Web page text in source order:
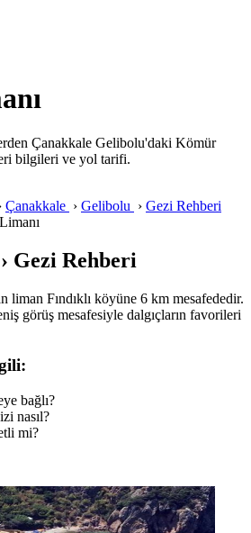
Çanakkale Gelibolu'daki Kömür
bilgileri ve yol tarifi.
Çanakkale › Gelibolu › Gezi Rehberi
Gezi Rehberi
liman Fındıklı köyüne 6 km mesafededir.
görüş mesafesiyle dalgıçların favorileri
bağlı?
nasıl?
mi?